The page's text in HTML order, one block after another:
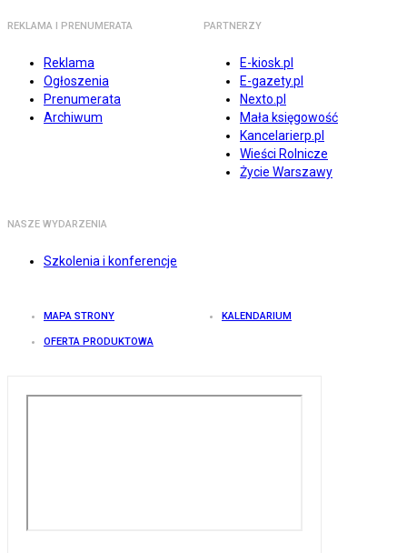
REKLAMA I PRENUMERATA
Reklama
Ogłoszenia
Prenumerata
Archiwum
PARTNERZY
E-kiosk.pl
E-gazety.pl
Nexto.pl
Mała księgowość
Kancelarierp.pl
Wieści Rolnicze
Życie Warszawy
NASZE WYDARZENIA
Szkolenia i konferencje
MAPA STRONY KALENDARIUM
OFERTA PRODUKTOWA